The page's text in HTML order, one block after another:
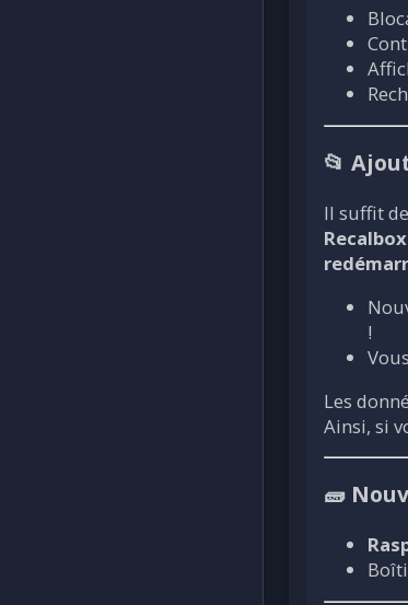
📂
Il suffit
!
Les
Ainsi, si
🧱